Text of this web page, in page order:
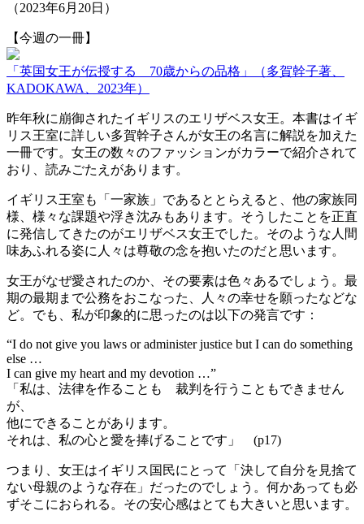
（2023年6月20日）
【今週の一冊】
「英国女王が伝授する 70歳からの品格」（多賀幹子著、
KADOKAWA、2023年）
昨年秋に崩御されたイギリスのエリザベス女王。本書はイギ
リス王室に詳しい多賀幹子さんが女王の名言に解説を加えた
一冊です。女王の数々のファッションがカラーで紹介されて
おり、読みごたえがあります。
イギリス王室も「一家族」であるととらえると、他の家族同
様、様々な課題や浮き沈みもあります。そうしたことを正直
に発信してきたのがエリザベス女王でした。そのような人間
味あふれる姿に人々は尊敬の念を抱いたのだと思います。
女王がなぜ愛されたのか、その要素は色々あるでしょう。最
期の最期まで公務をおこなった、人々の幸せを願ったなどな
ど。でも、私が印象的に思ったのは以下の発言です：
“I do not give you laws or administer justice but I can do something
else …
I can give my heart and my devotion …”
「私は、法律を作ることも 裁判を行うこともできません
が、
他にできることがあります。
それは、私の心と愛を捧げることです」 (p17)
つまり、女王はイギリス国民にとって「決して自分を見捨て
ない母親のような存在」だったのでしょう。何かあっても必
ずそこにおられる。その安心感はとても大きいと思います。